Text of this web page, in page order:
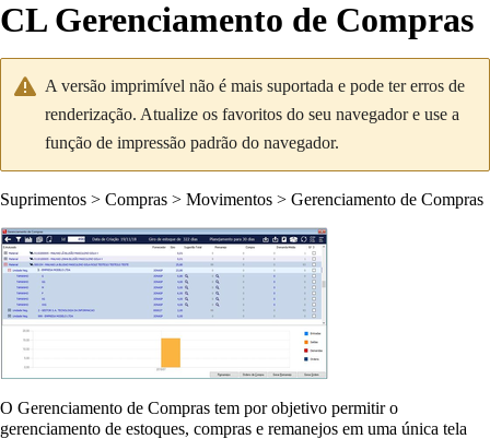
CL Gerenciamento de Compras
A versão imprimível não é mais suportada e pode ter erros de
renderização. Atualize os favoritos do seu navegador e use a
função de impressão padrão do navegador.
Suprimentos > Compras > Movimentos > Gerenciamento de Compras
O Gerenciamento de Compras tem por objetivo permitir o
gerenciamento de estoques, compras e remanejos em uma única tela